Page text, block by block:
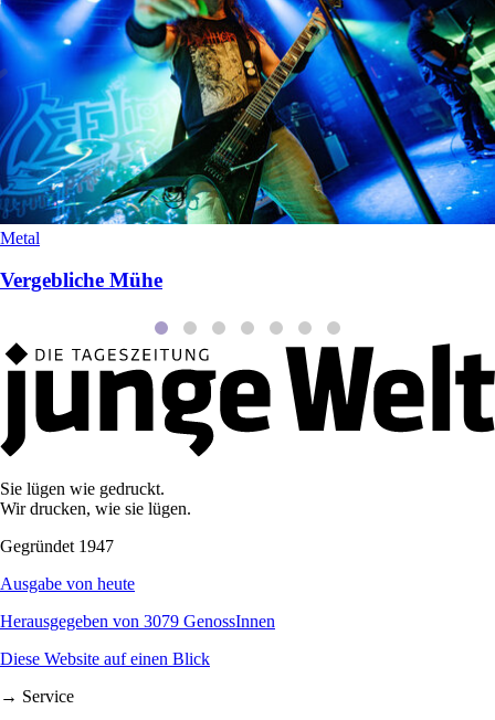
Metal
Vergebliche Mühe
Sie lügen wie gedruckt.
Wir drucken, wie sie lügen.
Gegründet 1947
Ausgabe von heute
Herausgegeben von 3079 GenossInnen
Diese Website auf einen Blick
→ Service